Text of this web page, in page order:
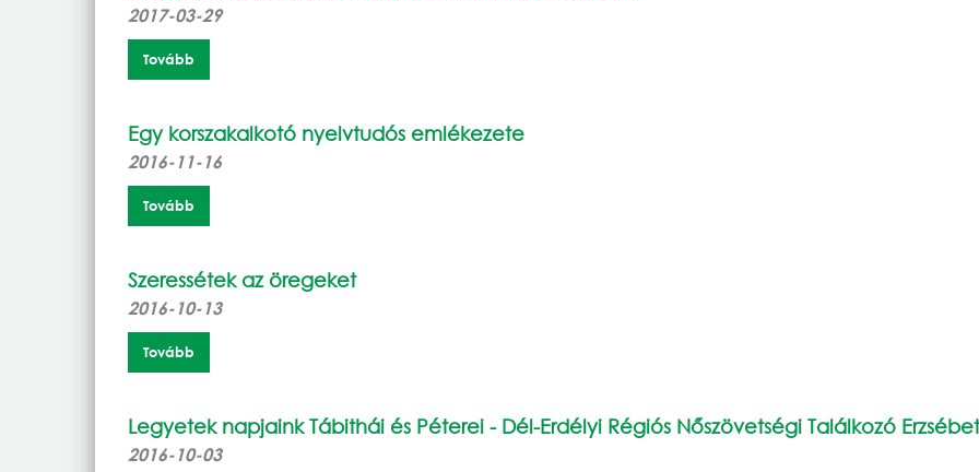
2017-03-29
Tovább
Egy korszakalkotó nyelvtudós emlékezete
2016-11-16
Tovább
Szeressétek az öregeket
2016-10-13
Tovább
Legyetek napjaink Tábithái és Péterei - Dél-Erdélyi Régiós Nőszövetségi Találkozó
2016-10-03